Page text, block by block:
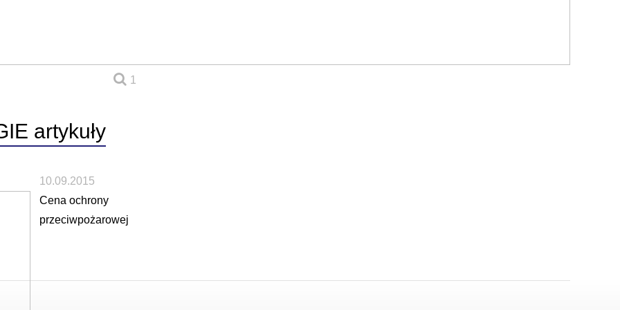
1
artykuły
10.09.2015
Cena ochrony
przeciwpożarowej